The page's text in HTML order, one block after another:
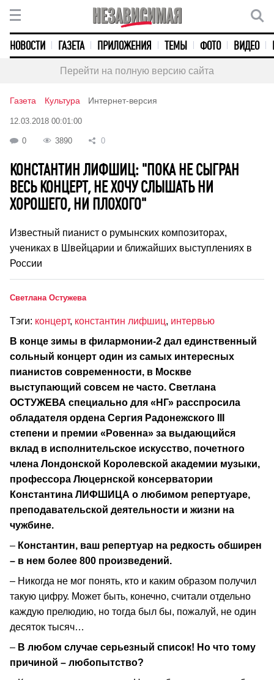
НОВОСТИ ГАЗЕТА ПРИЛОЖЕНИЯ ТЕМЫ ФОТО ВИДЕО
Перейти на полную версию сайта
Газета Культура Интернет-версия
12.03.2018 00:01:00
0 3890 0
КОНСТАНТИН ЛИФШИЦ: "ПОКА НЕ СЫГРАН
ВЕСЬ КОНЦЕРТ, НЕ ХОЧУ СЛЫШАТЬ НИ
ХОРОШЕГО, НИ ПЛОХОГО"
Известный пианист о румынских композиторах,
учениках в Швейцарии и ближайших выступлениях в
России
Светлана Остужева
Тэги: концерт, константин лифшиц, интервью
В конце зимы в филармонии-2 дал единственный
сольный концерт один из самых интересных
пианистов современности, в Москве
выступающий совсем не часто. Светлана
ОСТУЖЕВА специально для «НГ» расспросила
обладателя ордена Сергия Радонежского III
степени и премии «Ровенна» за выдающийся
вклад в исполнительское искусство, почетного
члена Лондонской Королевской академии музыки,
профессора Люцернской консерватории
Константина ЛИФШИЦА о любимом репертуаре,
преподавательской деятельности и жизни на
чужбине.
– Константин, ваш репертуар на редкость обширен
– в нем более 800 произведений.
– Никогда не мог понять, кто и каким образом получил
такую цифру. Может быть, конечно, считали отдельно
каждую прелюдию, но тогда был бы, пожалуй, не один
десяток тысяч…
– В любом случае серьезный список! Но что тому
причиной – любопытство?